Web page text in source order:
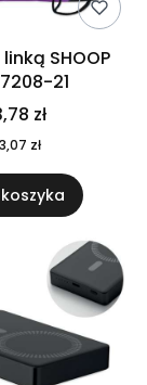
SHOOP
21
zł
3,07 zł